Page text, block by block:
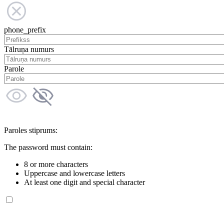
phone_prefix
Tālruņa numurs
Parole
Paroles stiprums:
The password must contain:
8 or more characters
Uppercase and lowercase letters
At least one digit and special character